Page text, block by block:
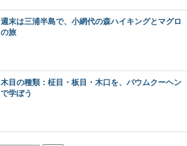
奈良県桜井市・吉野町・川上村で吉野林業を
巡るプレミアム旅
日本三大美林へ！青森県津軽地方・青森ヒバ
週末は三浦半島で、小網代の森ハイキングとマグロ
の旅
木目の種類：柾目・板目・木口を、バウムクーヘン
で学ぼう